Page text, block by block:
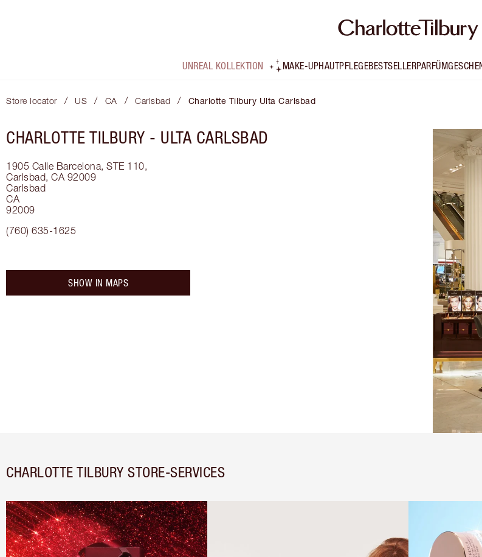
UNREAL KOLLEKTION MAKE-UPHAUTPFLEGEBESTSELLERPARFÜM
Store locator / US / CA / Carlsbad / Charlotte Tilbury Ulta Carlsbad
CHARLOTTE TILBURY - ULTA CARLSBAD
1905 Calle Barcelona, STE 110,
Carlsbad, CA 92009
Carlsbad
CA
92009
(760) 635-1625
SHOW IN MAPS
CHARLOTTE TILBURY STORE-SERVICES